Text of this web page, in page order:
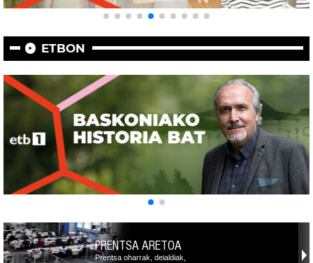
ETBON
PRENTSA ARETOA
Prentsa oharrak, deialdiak,